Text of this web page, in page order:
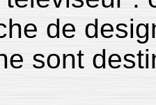
de
sont